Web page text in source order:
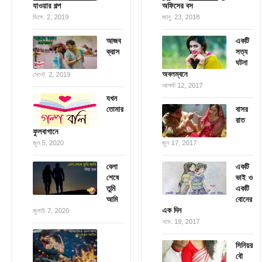
যাওয়ার গল্প
ডিসে. 2, 2019
আজব
ক্রাস
সেপ্টে. 2, 2019
যখন
তোমার
ফুলবাগানে
জুন 5, 2020
বেলা
শেষে
তুমি
আমি
জুলাই 7, 2020
অফিসের বস
জানু. 23, 2018
একটি
সত্য
ঘটনা
অবলম্বনে
আগস্ট 12, 2017
বাসর
রাত
জুন 17, 2017
একটি
ভাই ও
একটি
বোনের
এক দিন
নভে. 19, 2017
সিনিয়র
বৌ